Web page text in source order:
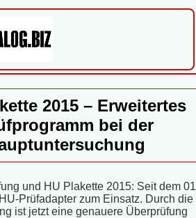
2015 – Erweitertes
bei der
und HU Plakette 2015: Seit dem
Prüfadapter zum Einsatz. Durch die
ist jetzt eine genauere Überprüfung